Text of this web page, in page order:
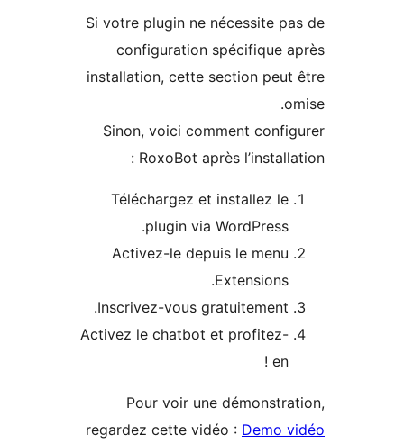
Si votre plugin ne nécessite
configuration spécifique
installation, cette section
Sinon, voici comment
RoxoBot après
Téléchargez et installez le
plugin via WordPress.
Activez-le depuis le menu
Inscrivez-vous gratuitement.
Activez le chatbot et profitez-
Pour voir une
regardez cette vidéo :